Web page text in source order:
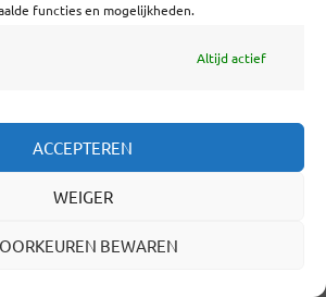
functies en mogelijkheden.
Altijd actief
ACCEPTEREN
WEIGER
BEWAREN